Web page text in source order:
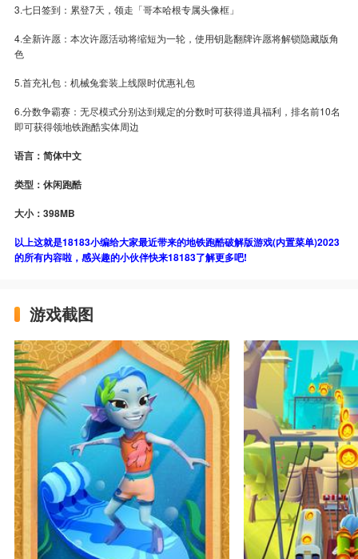
3.七日签到：累登7天，领走「哥本哈根专属头像框」
4.全新许愿：本次许愿活动将缩短为一轮，使用钥匙翻牌许愿将解锁隐藏版角
色
5.首充礼包：机械兔套装上线限时优惠礼包
6.分数争霸赛：无尽模式分别达到规定的分数时可获得道具福利，排名前10名
即可获得领地铁跑酷实体周边
语言：简体中文
类型：休闲跑酷
大小：398MB
以上这就是18183小编给大家最近带来的地铁跑酷破解版游戏(内置菜单)2023
的所有内容啦，感兴趣的小伙伴快来18183了解更多吧!
游戏截图